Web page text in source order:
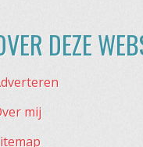
DEZE
mij